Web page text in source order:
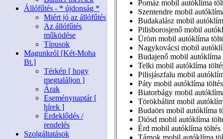
Állófűtés - * újdonság *
Miért jó az állófűtés
Az állófűtés
működése
Típusok
Magunkról [Két-Moha
Bt.]
Térkép [ hogy
megtaláljon ]
Árak
Eseménynaptár [
hírek ]
Érdeklődés /
rendelés
Szolgáltatások
Pomáz mobil autóklíma
Szentendre mobil
Budakalász mobil
Pilisborosjenő mobil
Üröm mobil autóklíma
Nagykovácsi mobil
Budajenő mobil autóklíma
Telki mobil autóklíma
Pilisjászfalu mobil
Páty mobil autóklíma töltés
Biatorbágy mobil
Törökbálint mobil
Budaörs mobil autóklíma
Diósd mobil autóklíma
Érd mobil autóklíma töltés
Tárnok mobil autóklíma